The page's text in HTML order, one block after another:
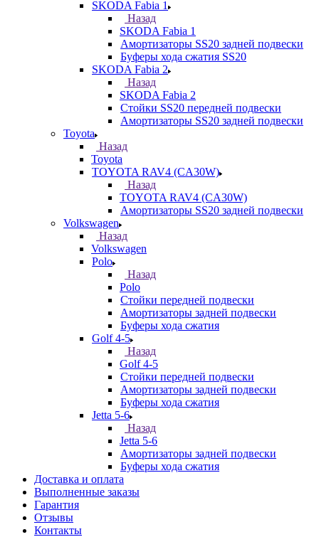
SKODA Fabia 1
Назад
SKODA Fabia 1
Амортизаторы SS20 задней подвески
Буферы хода сжатия SS20
SKODA Fabia 2
Назад
SKODA Fabia 2
Стойки SS20 передней подвески
Амортизаторы SS20 задней подвески
Toyota
Назад
Toyota
TOYOTA RAV4 (CA30W)
Назад
TOYOTA RAV4 (CA30W)
Амортизаторы SS20 задней подвески
Volkswagen
Назад
Volkswagen
Polo
Назад
Polo
Стойки передней подвески
Амортизаторы задней подвески
Буферы хода сжатия
Golf 4-5
Назад
Golf 4-5
Стойки передней подвески
Амортизаторы задней подвески
Буферы хода сжатия
Jetta 5-6
Назад
Jetta 5-6
Амортизаторы задней подвески
Буферы хода сжатия
Доставка и оплата
Выполненные заказы
Гарантия
Отзывы
Контакты